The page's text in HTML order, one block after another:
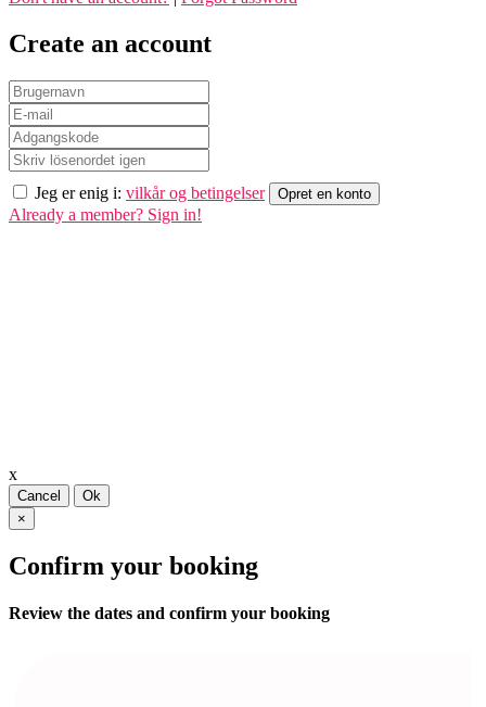
Create an account
Jeg er enig i: vilkår og betingelser Opret en konto
Already a member? Sign in!
x
Cancel
Ok
×
Confirm your booking
Review the dates and confirm your booking